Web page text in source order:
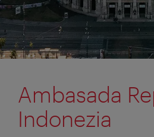
Ambasada
Indonezia